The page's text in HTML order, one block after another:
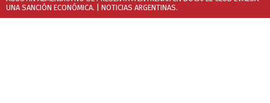
UNA SANCIÓN ECONÓMICA. | NOTICIAS ARGENTINAS.